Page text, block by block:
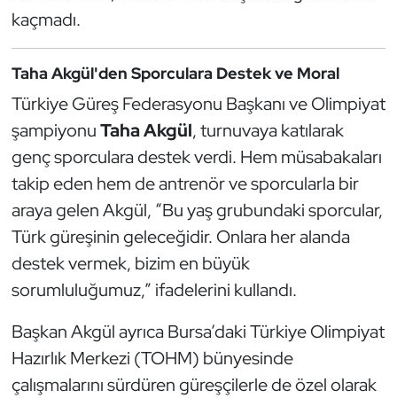
kaçmadı.
Taha Akgül'den Sporculara Destek ve Moral
Türkiye Güreş Federasyonu Başkanı ve Olimpiyat
şampiyonuTaha Akgül, turnuvaya katılarak
genç sporculara destek verdi. Hem müsabakaları
takip eden hem de antrenör ve sporcularla bir
araya gelen Akgül, “Bu yaş grubundaki sporcular,
Türk güreşinin geleceğidir. Onlara her alanda
destek vermek, bizim en büyük
sorumluluğumuz,” ifadelerini kullandı.
Başkan Akgül ayrıca Bursa’daki Türkiye Olimpiyat
Hazırlık Merkezi (TOHM) bünyesinde
çalışmalarını sürdüren güreşçilerle de özel olarak
Hentbol
İşitme Engelli Sporcular
Judo ve Kuraş
Kano ve Rafting
Karate
Kayak
Kempo
Kick Boks
Kürek